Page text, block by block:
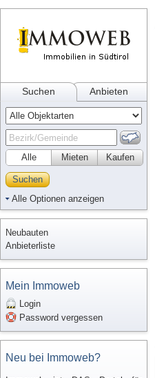
Suchen Anbieten
Alle Kaufen
Mieten
Suchen
Alle Optionen anzeigen
Neubauten
Anbieterliste
Mein Immoweb
Login
Password vergessen
Neu bei Immoweb?